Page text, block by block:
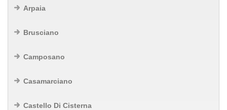
Arpaia
Brusciano
Camposano
Casamarciano
Castello Di Cisterna